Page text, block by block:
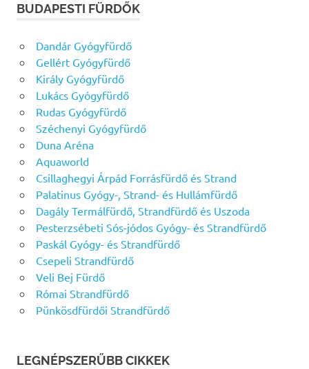
BUDAPESTI FÜRDŐK
Dandár Gyógyfürdő
Gellért Gyógyfürdő
Király Gyógyfürdő
Lukács Gyógyfürdő
Rudas Gyógyfürdő
Széchenyi Gyógyfürdő
Duna Aréna
Aquaworld
Csillaghegyi Árpád Forrásfürdő és Strand
Palatinus Gyógy-, Strand- és Hullámfürdő
Dagály Termálfürdő, Strandfürdő és Uszoda
Pesterzsébeti Sós-jódos Gyógy- és Strandfürdő
Paskál Gyógy- és Strandfürdő
Csepeli Strandfürdő
Veli Bej Fürdő
Római Strandfürdő
Pünkösdfürdői Strandfürdő
LEGNÉPSZERŰBB CIKKEK